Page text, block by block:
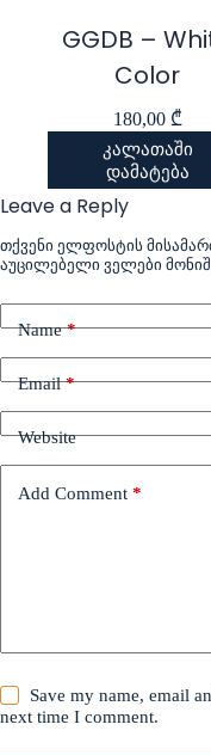
GGDB –
Color
180,00 ₾
კალათაში
დამატება
Leave a Reply
თქვენი ელფოსტის
აუცილებელი ველები
Name*
Email*
Website
Add Comment *
Save my name, email
next time I comment.